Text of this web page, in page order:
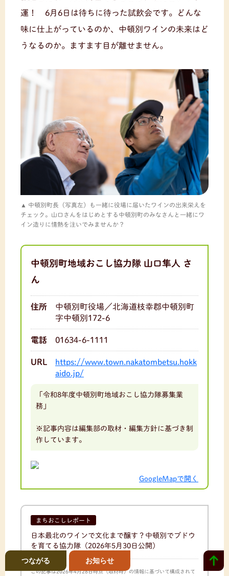
運！ 6月6日は待ちに待った試飲会です。どんな
味に仕上がっているのか、中頓別ワインの未来はど
うなるのか。ますます目が離せません。
中頓別町長（写真左）も一緒に役場に届いたワインの出来栄えを
チェック。山口さんをはじめとする中頓別町のみなさんと一緒にワ
イン造りに情熱を注いでみませんか？
中頓別町地域おこし協力隊 山口隼人 さ
ん
住所
中頓別町役場／北海道枝幸郡中頓別町
字中頓別172-6
電話 01634-6-1111
URL
https://www.town.nakatombetsu.hokk
aido.jp/
「令和8年度中頓別町地域おこし協力隊募集業
務」
※記事内容は編集部の取材・編集方針に基づき制
作しています。
GoogleMapで開く
まちおこしレポート
日本最北のワインで文化まで醸す？中頓別でブドウ
を育てる協力隊 （2026年5月30日公開）
この記事は2026年4月28日時点（取材時）の情報に基づいて構成されて
つながる お知らせ